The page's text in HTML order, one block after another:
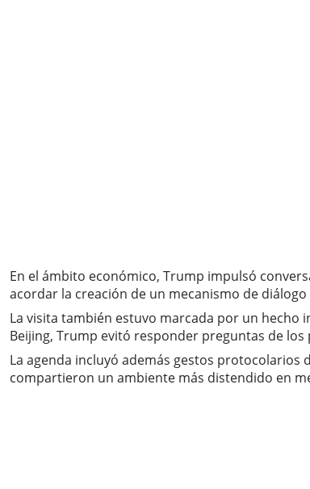
En el ámbito económico, Trump impulsó
acordar la creación de un mecanismo de
La visita también estuvo marcada por un hecho
Beijing, Trump evitó responder preguntas de
La agenda incluyó además gestos
compartieron un ambiente más distendido en